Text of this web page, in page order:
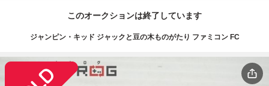
このオークションは終了しています
ジャンピン・キッド ジャックと豆の木ものがたり ファミコン FC